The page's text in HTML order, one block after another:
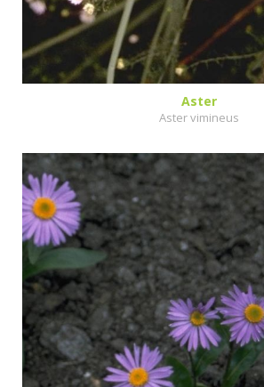
Aster
Aster vimineus